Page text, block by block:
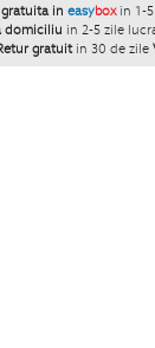
in easybox in 1-
domiciliu in 2-5 zile
gratuit in 30 de zile